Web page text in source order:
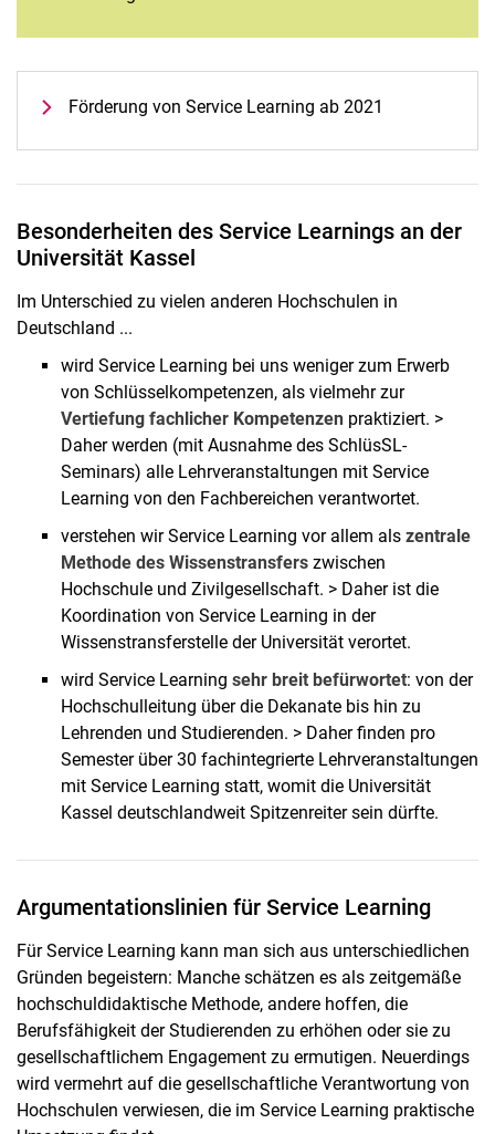
Förderung von Service Learning ab 2021
Besonderheiten des Service Learnings an der
Universität Kassel
Im Unterschied zu vielen anderen Hochschulen in
Deutschland ...
wird Service Learning bei uns weniger zum Erwerb
von Schlüsselkompetenzen, als vielmehr zur
Vertiefung fachlicher Kompetenzen praktiziert. >
Daher werden (mit Ausnahme des SchlüsSL-
Seminars) alle Lehrveranstaltungen mit Service
Learning von den Fachbereichen verantwortet.
verstehen wir Service Learning vor allem als zentrale
Methode des Wissenstransfers zwischen
Hochschule und Zivilgesellschaft. > Daher ist die
Koordination von Service Learning in der
Wissenstransferstelle der Universität verortet.
wird Service Learning sehr breit befürwortet: von der
Hochschulleitung über die Dekanate bis hin zu
Lehrenden und Studierenden. > Daher finden pro
Semester über 30 fachintegrierte Lehrveranstaltungen
mit Service Learning statt, womit die Universität
Kassel deutschlandweit Spitzenreiter sein dürfte.
Argumentationslinien für Service Learning
Für Service Learning kann man sich aus unterschiedlichen
Gründen begeistern: Manche schätzen es als zeitgemäße
hochschuldidaktische Methode, andere hoffen, die
Berufsfähigkeit der Studierenden zu erhöhen oder sie zu
gesellschaftlichem Engagement zu ermutigen. Neuerdings
wird vermehrt auf die gesellschaftliche Verantwortung von
Hochschulen verwiesen, die im Service Learning praktische